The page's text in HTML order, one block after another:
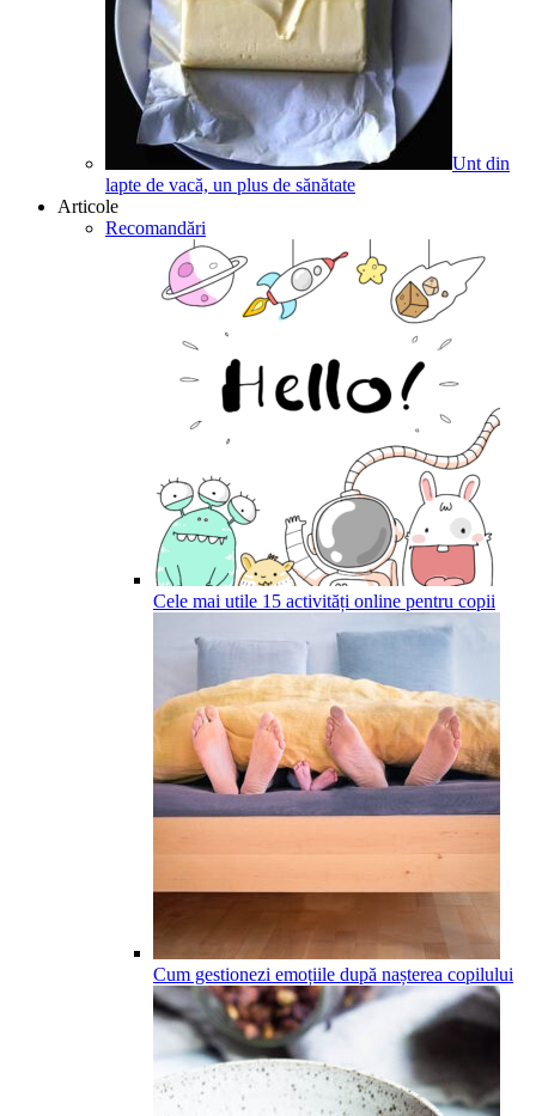
Unt din
lapte de vacă, un plus de sănătate
Articole
Recomandări
Cele mai utile 15 activități online pentru copii
Cum gestionezi emoțiile după nașterea copilului